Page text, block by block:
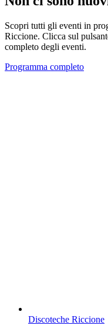
Scopri tutti gli eventi in
Riccione. Clicca sul
completo degli eventi.
Programma completo
Discoteche Riccione